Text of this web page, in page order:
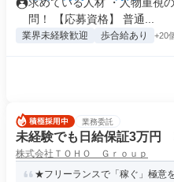
問！ 【応募資格】 普通...
業界未経験歓迎 歩合給あり +20
業務委託
未経験でも日給保証3万円
株式会社ＴＯＨＯ Ｇｒｏｕｐ
★フリーランスで「稼ぐ」極意